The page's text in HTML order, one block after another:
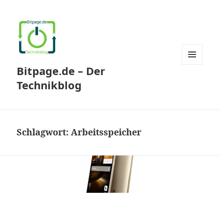
Bitpage.de – Der
Technikblog
Schlagwort:Arbeitsspeicher